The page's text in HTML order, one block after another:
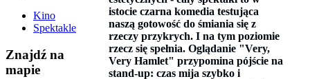
Kino
Spektakle
Znajdź na
mapie
istocie czarna komedia testująca
naszą gotowość do śmiania się z
rzeczy przykrych. I na tym poziomie
rzecz się spełnia. Oglądanie "Very,
Very Hamlet" przypomina pójście na
stand-up: czas mija szybko i